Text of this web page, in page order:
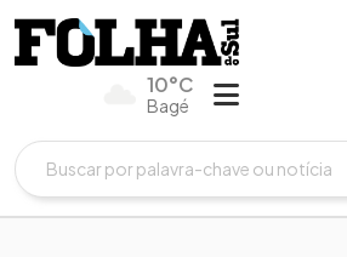
10°C
Bagé